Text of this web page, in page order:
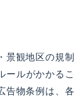
景観地区の規制
ールがかかるこ
告物条例は、各